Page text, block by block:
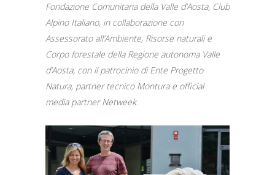
Fondazione Comunitaria della Valle d’Aosta, Club
Alpino Italiano, in collaborazione con
Assessorato all’Ambiente, Risorse naturali e
Corpo forestale della Regione autonoma Valle
d’Aosta, con il patrocinio di Ente Progetto
Natura, partner tecnico Montura e official
media partner Netweek.